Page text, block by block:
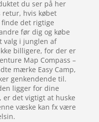
du ser på her
retur, hvis købet
det rigtige
før dig og købe
valg i junglen af
billigere, for der er
Map Compass –
mærke Easy Camp,
genkendende til.
ligger for dine
er det vigtigt at huske
væske kan fx være